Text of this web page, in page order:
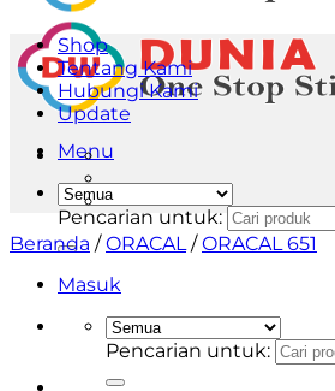
Menu
Pencarian untuk:
Masuk
Pencarian untuk:
Shop
Tentang Kami
Hubungi Kami
Update
Beranda / ORACAL / ORACAL 651